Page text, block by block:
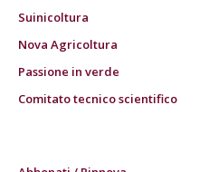
Suinicoltura
Nova Agricoltura
Passione in verde
Comitato tecnico scientifico